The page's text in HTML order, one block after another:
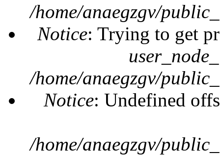
/home/anaegzgv/
Notice: Trying to get
/home/anaegzgv/
Notice: Undefined
/home/anaegzgv/